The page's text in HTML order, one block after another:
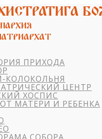
ПРИХОДА
КОЛОКОЛЬНЯ
ЦЕНТР
ХОСПИС
МАТЕРИ И РЕБЕНКА